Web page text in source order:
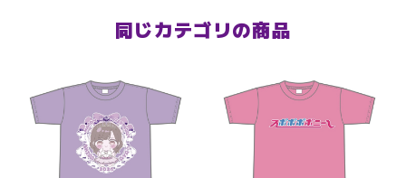
同じカテゴリの商品